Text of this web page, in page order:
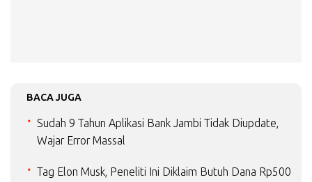
BACA JUGA
Sudah 9 Tahun Aplikasi Bank Jambi Tidak Diupdate,
Wajar Error Massal
Tag Elon Musk, Peneliti Ini Diklaim Butuh Dana Rp500